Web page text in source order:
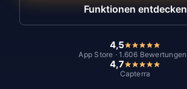
Funktionen entdecken
4,5
App Store · 1.606 Bewertungen
4,7
Capterra